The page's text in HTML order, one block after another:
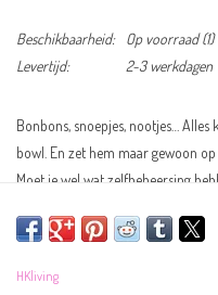
Beschikbaarheid: Op voorraad(1)
Levertijd:
2-3 werkdagen
Bonbons, snoepjes, nootjes…
bowl. En zet hem maar gewoon
Moet je wel wat zelfbeheersing
Kleur:
HKliving